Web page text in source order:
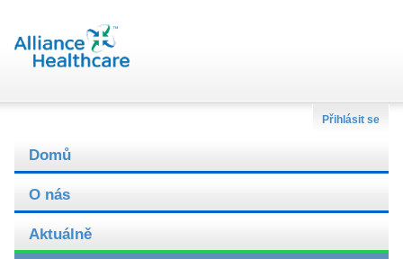
Přihlásit se
Domů
O nás
Aktuálně